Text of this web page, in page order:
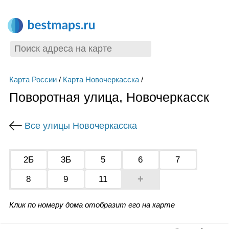
Карта России/ Карта Новочеркасска/
Поворотная улица, Новочеркасск
Все улицы Новочеркасска
2Б 3Б 5 6
7
8
9 11 +
Клик по номеру дома отобразит его на карте